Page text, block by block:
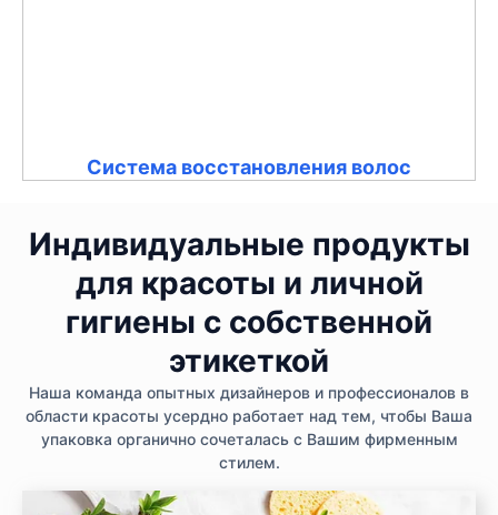
Система восстановления волос
Индивидуальные продукты
для красоты и личной
гигиены с собственной
этикеткой
Наша команда опытных дизайнеров и профессионалов в
области красоты усердно работает над тем, чтобы Ваша
упаковка органично сочеталась с Вашим фирменным
стилем.